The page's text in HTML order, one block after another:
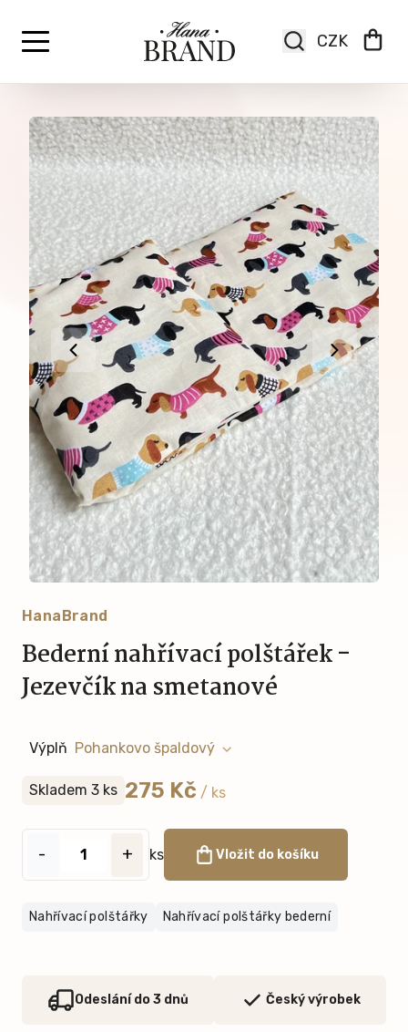
Bederní nahřívací polštářek -
Jezevčík na smetanové
HanaBrand
Výplň
Skladem 3 ks 275 Kč / ks
- + ks Vložit do košíku
Nahřívací polštářky Nahřívací polštářky bederní
Odeslání do 3 dnů Český výrobek